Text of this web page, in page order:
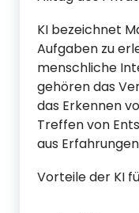
KI bezeichnet
Aufgaben zu
menschliche
gehören das
das Erkennen
Treffen von
aus
Vorteile der KI